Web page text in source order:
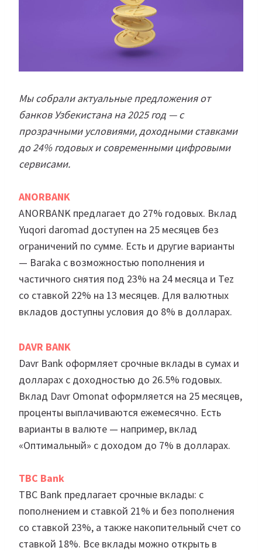
Мы собрали актуальные предложения от
банков Узбекистана на 2025 год — с
прозрачными условиями, доходными ставками
до 24% годовых и современными цифровыми
сервисами.
ANORBANK
ANORBANK предлагает до 27% годовых. Вклад
Yuqori daromad доступен на 25 месяцев без
ограничений по сумме. Есть и другие варианты
— Baraka с возможностью пополнения и
частичного снятия под 23% на 24 месяца и Tez
со ставкой 22% на 13 месяцев. Для валютных
вкладов доступны условия до 8% в долларах.
DAVR BANK
Davr Bank оформляет срочные вклады в сумах и
долларах с доходностью до 26.5% годовых.
Вклад Davr Omonat оформляется на 25 месяцев,
проценты выплачиваются ежемесячно. Есть
варианты в валюте — например, вклад
«Оптимальный» с доходом до 7% в долларах.
TBC Bank
TBC Bank предлагает срочные вклады: с
пополнением и ставкой 21% и без пополнения
со ставкой 23%, а также накопительный счет со
ставкой 18%. Все вклады можно открыть в